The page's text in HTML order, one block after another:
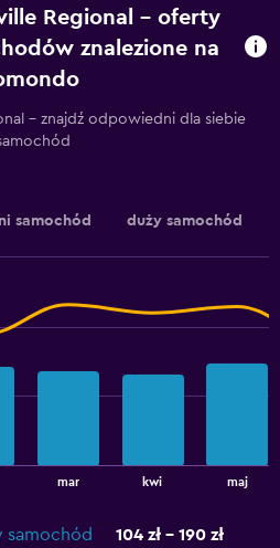
Regional – oferty
znalezione na
– znajdź odpowiedni dla siebie
samochód duży samochód
mar kwi maj
samochód
104 zł - 190 zł